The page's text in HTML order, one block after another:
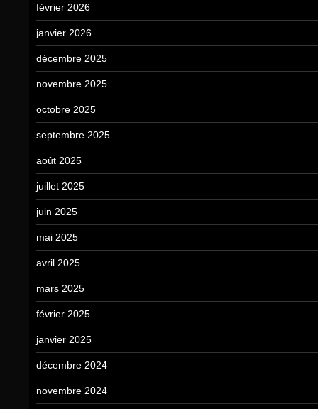
février 2026
janvier 2026
décembre 2025
novembre 2025
octobre 2025
septembre 2025
août 2025
juillet 2025
juin 2025
mai 2025
avril 2025
mars 2025
février 2025
janvier 2025
décembre 2024
novembre 2024